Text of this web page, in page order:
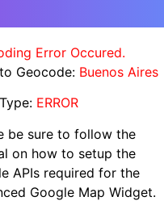
Error Occured.
Geocode: Buenos Aires
ERROR
be sure to follow the
on how to setup the
APIs required for the
Google Map Widget.